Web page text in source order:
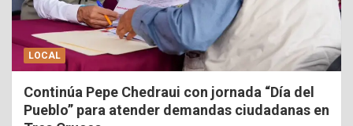
LOCAL
Continúa Pepe Chedraui con jornada “Día del
Pueblo” para atender demandas ciudadanas en